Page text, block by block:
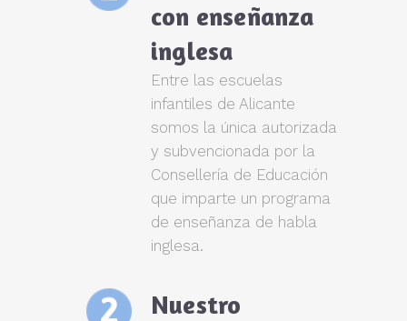
con enseñanza
inglesa
Entre las escuelas
infantiles de Alicante
somos la única autorizada
y subvencionada por la
Consellería de Educación
que imparte un programa
de enseñanza de habla
inglesa.
Nuestro